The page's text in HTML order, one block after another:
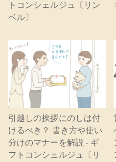
トコンシェルジュ〔リン
ベル〕
引越しの挨拶にのしは付
けるべき？ 書き方や使い
分けのマナーを解説 - ギ
フトコンシェルジュ〔リ